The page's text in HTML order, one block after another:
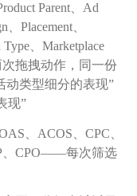
Parent、Ad
Placement、
Type、Marketplace
拖拽动作，同一份
动类型细分的表现”
现”
、ACOS、CPC、
、CPO——每次筛选